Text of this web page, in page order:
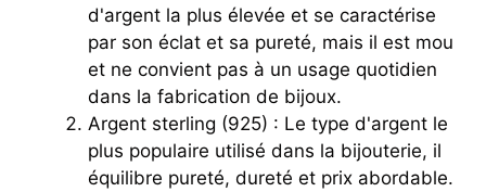
d'argent la plus élevée et se caractérise
par son éclat et sa pureté, mais il est mou
et ne convient pas à un usage quotidien
dans la fabrication de bijoux.
Argent sterling (925) : Le type d'argent le
plus populaire utilisé dans la bijouterie, il
équilibre pureté, dureté et prix abordable.